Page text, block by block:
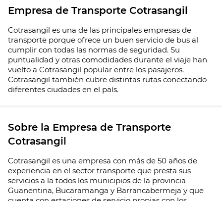
Empresa de Transporte Cotrasangil
Cotrasangil es una de las principales empresas de
transporte porque ofrece un buen servicio de bus al
cumplir con todas las normas de seguridad. Su
puntualidad y otras comodidades durante el viaje han
vuelto a Cotrasangil popular entre los pasajeros.
Cotrasangil también cubre distintas rutas conectando
diferentes ciudades en el país.
Sobre la Empresa de Transporte
Cotrasangil
Cotrasangil es una empresa con más de 50 años de
experiencia en el sector transporte que presta sus
servicios a la todos los municipios de la provincia
Guanentina, Bucaramanga y Barrancabermeja y que